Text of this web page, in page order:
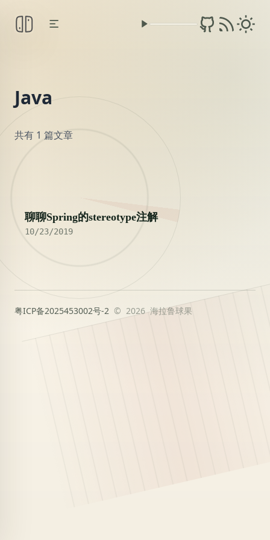
Java
共有 1 篇文章
2019
聊聊Spring的stereotype注解
10/23/2019
粤ICP备2025453002号-2 © 2026 海拉鲁球果